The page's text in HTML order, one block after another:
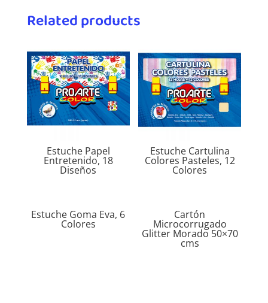
Related products
Estuche Papel
Entretenido, 18
Diseños
Estuche Cartulina
Colores Pasteles, 12
Colores
Estuche Goma Eva, 6
Colores
Cartón
Microcorrugado
Glitter Morado 50×70
cms